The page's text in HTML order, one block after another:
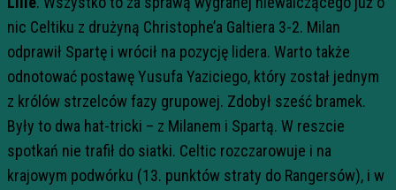
nic Celtiku z drużyną Christophe’a Galtiera 3-2. Milan
odprawił Spartę i wrócił na pozycję lidera. Warto także
odnotować postawę Yusufa Yaziciego, który został jednym
z królów strzelców fazy grupowej. Zdobył sześć bramek.
Były to dwa hat-tricki – z Milanem i Spartą. W reszcie
spotkań nie trafił do siatki. Celtic rozczarowuje i na
krajowym podwórku (13. punktów straty do Rangersów), i w